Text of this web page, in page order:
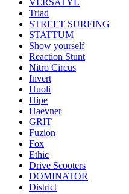
Triad
STREET SURFING
STATTUM
Show yourself
Reaction Stunt
Nitro Circus
Invert
Huoli
Hipe
Haevner
GRIT
Fuzion
Fox
Ethic
Drive Scooters
DOMINATOR
District